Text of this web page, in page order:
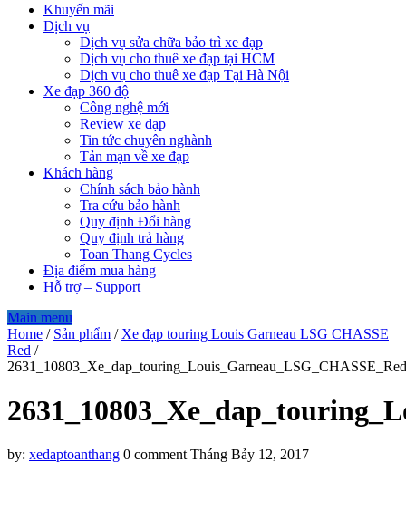
Khuyến mãi
Dịch vụ
Dịch vụ sửa chữa bảo trì xe đạp
Dịch vụ cho thuê xe đạp tại HCM
Dịch vụ cho thuê xe đạp Tại Hà Nội
Xe đạp 360 độ
Công nghệ mới
Review xe đạp
Tin tức chuyên nghành
Tản mạn về xe đạp
Khách hàng
Chính sách bảo hành
Tra cứu bảo hành
Quy định Đổi hàng
Quy định trả hàng
Toan Thang Cycles
Địa điểm mua hàng
Hỗ trợ – Support
Main menu
Home / Sản phẩm / Xe đạp touring Louis Garneau LSG CHASSE
Red /
2631_10803_Xe_dap_touring_Louis_Garneau_LSG_CHASSE_Red
by: xedaptoanthang 0 comment Tháng Bảy 12, 2017